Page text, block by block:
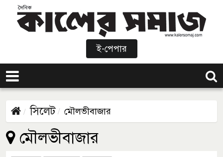
ই-পেপার
সিলেট মৌলভীবাজার
মৌলভীবাজার